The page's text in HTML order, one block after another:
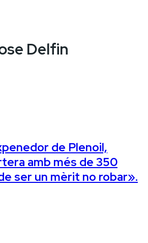
Delfin
de Plenoil,
amb més de 350
ser un mèrit no robar».